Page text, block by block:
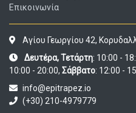
Επικοινωνία
Αγίου Γεωργίου 42,
Δευτέρα, Τετάρτη: 10:00 -
10:00 - 20:00, Σάββατο: 12:00 -
info@epitrapez.io
(+30) 210-4979779